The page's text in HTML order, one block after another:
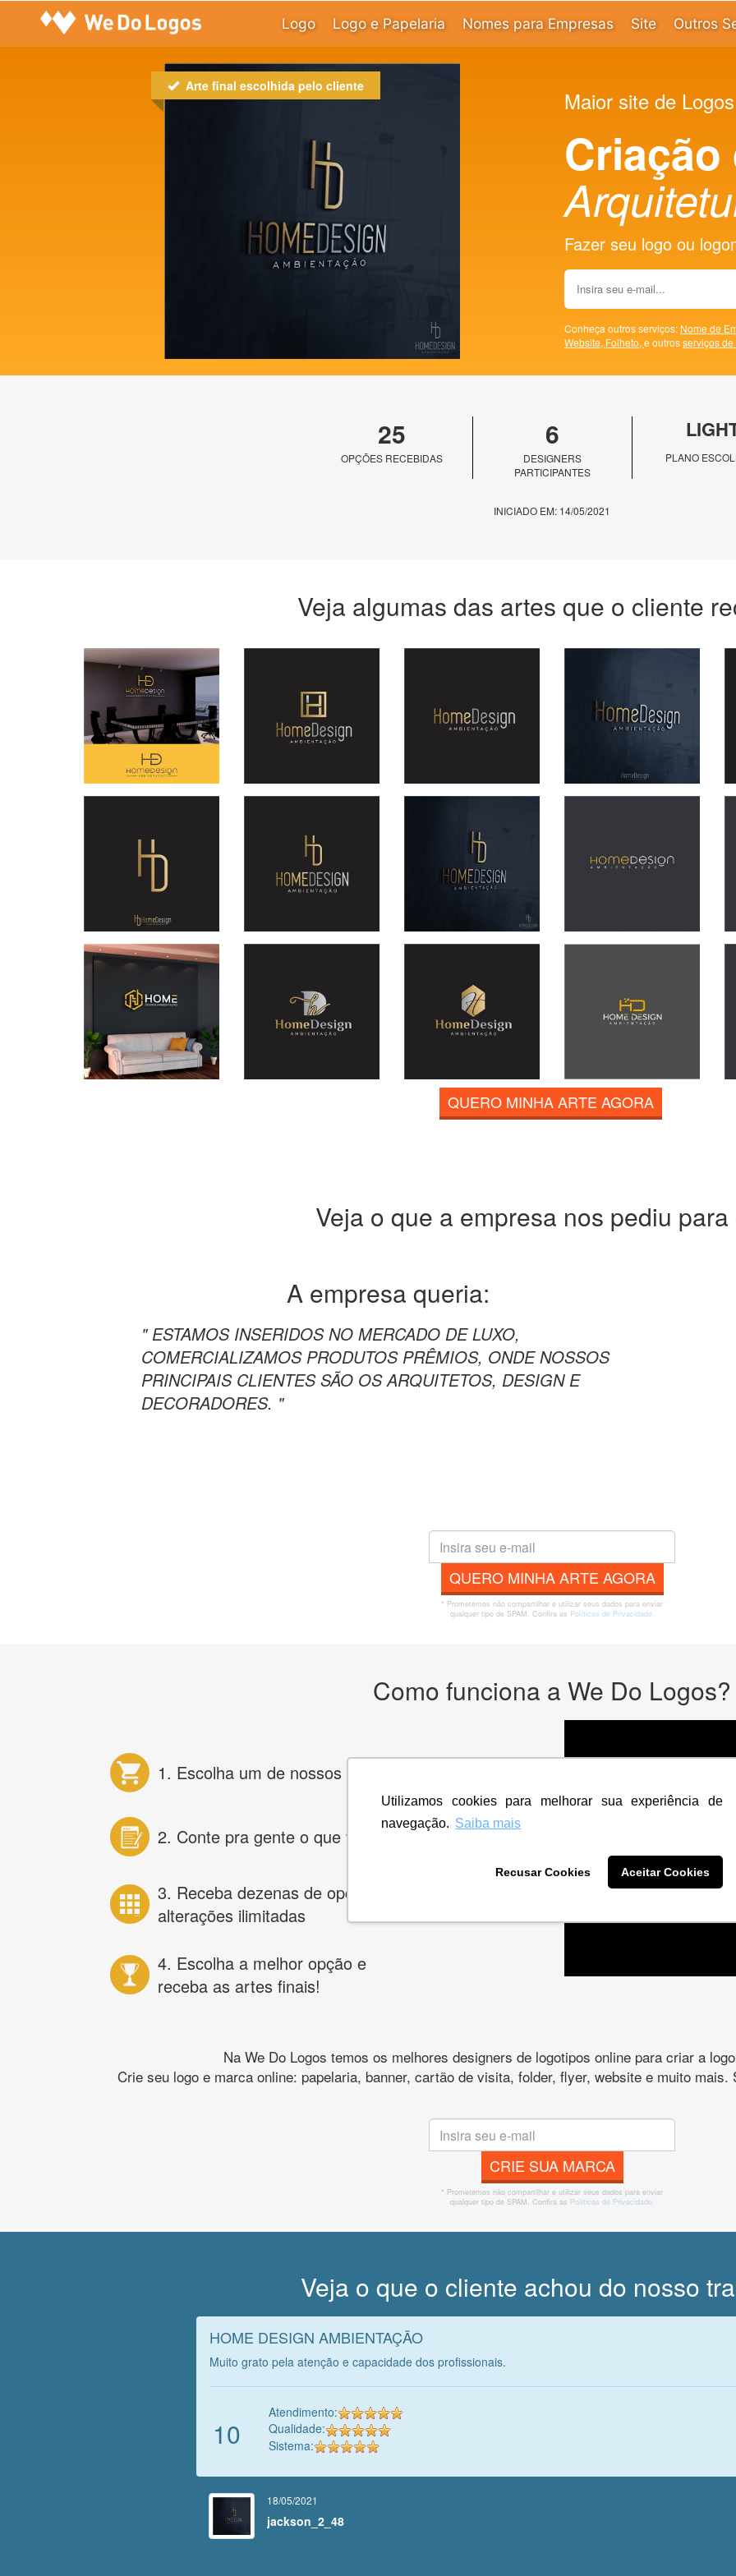
Utilizamos cookies para melhorar sua experiência de
navegação. Saiba mais
Recusar Cookies Aceitar Cookies
Logo Logo e Papelaria Nomes para Empresas Site Outros
Arte final escolhida pelo cliente
Maior site de
Criação
Fazer seu logo ou
Conheça outros serviços: Nome de
Website, Folheto, e outrosserviços de
25
OPÇÕES RECEBIDAS
6
DESIGNERS
PARTICIPANTES
PLANO
INICIADO EM: 14/05/2021
Veja algumas das artes que o cliente
QUERO MINHA ARTE AGORA
Veja o que a empresa nos pediu para
A empresa queria:
" ESTAMOS INSERIDOS NO MERCADO DE LUXO,
COMERCIALIZAMOS PRODUTOS PRÊMIOS, ONDE NOSSOS
PRINCIPAIS CLIENTES SÃO OS ARQUITETOS, DESIGN E
DECORADORES. "
QUERO MINHA ARTE AGORA
* Prometemos não compartilhar e utilizar seus dados para enviar
qualquer tipo de SPAM. Confira as Políticas de Privacidade.
Como funciona a We Do Logos?
1. Escolha um de nossos produtos
2. Conte pra gente o que você deseja na criação
3. Receba dezenas de opções e peça
alterações ilimitadas
4. Escolha a melhor opção e
receba as artes finais!
Na We Do Logos temos os melhores designers de logotipos online para criar a
Crie seu logo e marca online: papelaria, banner, cartão de visita, folder, flyer, website e muito
CRIE SUA MARCA
* Prometemos não compartilhar e utilizar seus dados para enviar
qualquer tipo de SPAM. Confira as Políticas de Privacidade.
Veja o que o cliente achou do nosso
HOME DESIGN AMBIENTAÇÃO
Muito grato pela atenção e capacidade dos profissionais.
10
Atendimento:
Qualidade:
Sistema:
18/05/2021
jackson_2_48